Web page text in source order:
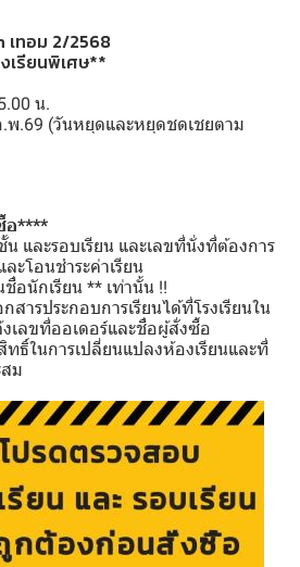
เทอม 2/2568
รียนพิเศษ**
น.
.พ.69 (วันหยุดและหยุดชดเชยตาม
อ****
และรอบเรียน และเลขที่นั่งที่ต้องการ
โอนชำระค่าเรียน
อนักเรียน ** เท่านั้น !!
สารประกอบการเรียนได้ที่โรงเรียนใน
งเลขที่ออเดอร์และชื่อผู้สั่งซื้อ
ทธิ์ในการเปลี่ยนแปลงห้องเรียนและที่
ม